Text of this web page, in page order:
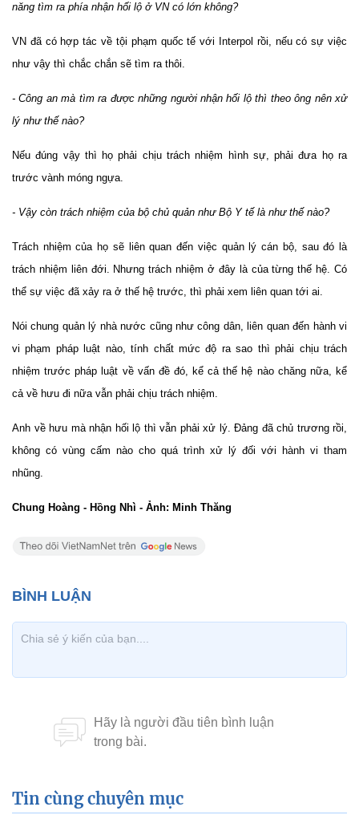
năng tìm ra phía nhận hối lộ ở VN có lớn không?
VN đã có hợp tác về tội phạm quốc tế với Interpol rồi, nếu có sự việc
như vậy thì chắc chắn sẽ tìm ra thôi.
- Công an mà tìm ra được những người nhận hối lộ thì theo ông nên xử
lý như thế nào?
Nếu đúng vậy thì họ phải chịu trách nhiệm hình sự, phải đưa họ ra
trước vành móng ngựa.
- Vậy còn trách nhiệm của bộ chủ quản như Bộ Y tế là như thế nào?
Trách nhiệm của họ sẽ liên quan đến việc quản lý cán bộ, sau đó là
trách nhiệm liên đới. Nhưng trách nhiệm ở đây là của từng thế hệ. Có
thể sự việc đã xảy ra ở thế hệ trước, thì phải xem liên quan tới ai.
Nói chung quản lý nhà nước cũng như công dân, liên quan đến hành vi
vi phạm pháp luật nào, tính chất mức độ ra sao thì phải chịu trách
nhiệm trước pháp luật về vấn đề đó, kể cả thế hệ nào chăng nữa, kể
cả về hưu đi nữa vẫn phải chịu trách nhiệm.
Anh về hưu mà nhận hối lộ thì vẫn phải xử lý. Đảng đã chủ trương rồi,
không có vùng cấm nào cho quá trình xử lý đối với hành vi tham
nhũng.
Chung Hoàng - Hồng Nhì - Ảnh: Minh Thăng
Tin cùng chuyên mục